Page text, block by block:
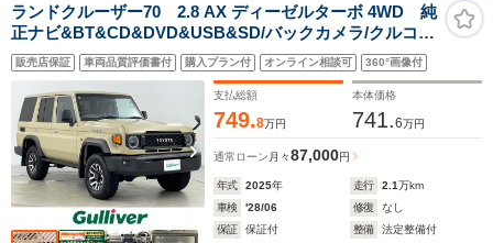
ランドクルーザー70 2.8 AX ディーゼルターボ 4WD 純
正ナビ&BT&CD&DVD&USB&SD/バックカメラ/クルコ
ン/横滑り防止装置/衝突軽減ブレーキ/レーンキープアシス
ト/先行車発進告知/ロードサインアシスト/ETC2.0/デジタ
ルインナーミラー
販売店保証 車両品質評価書付 購入プラン付 オンライン相談可 360°画像付
支払総額
749.8万円
本体価格
741.6万円
通常ローン 月々87,000円
年式 2025年 走行 2.1万km
車検
'28/06 修復
なし
保証
保証付 整備
法定整備付